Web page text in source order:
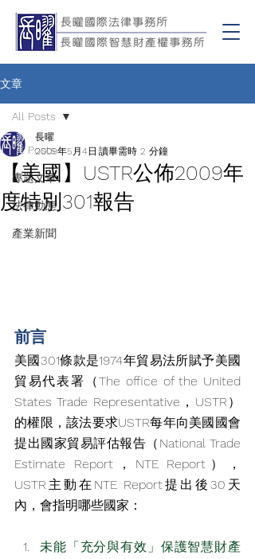
文章
All Posts
專題文章
法律動態
產業新聞
All Posts
【美國】USTR公佈2009年
度特別301報告
長曜
2009年5月4日 讀畢需時 2 分鐘
前言
美國301條款是1974年貿易法所賦予美國
貿易代表署 （The office of the United
States Trade Representative，USTR）
的權限，該法要求USTR每年向美國國會
提出國家貿易評估報告（National Trade
Estimate Report，NTE Report），
USTR主動在NTE Report提出後30天
內，會指明哪些國家：
未能「充分與有效」保護智慧財產